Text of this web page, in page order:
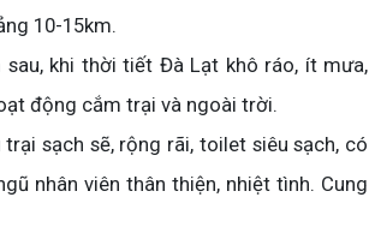
10-15km.
khi thời tiết Đà Lạt khô ráo, ít mưa,
động cắm trại và ngoài trời.
sạch sẽ, rộng rãi, toilet siêu sạch, có
nhân viên thân thiện, nhiệt tình. Cung